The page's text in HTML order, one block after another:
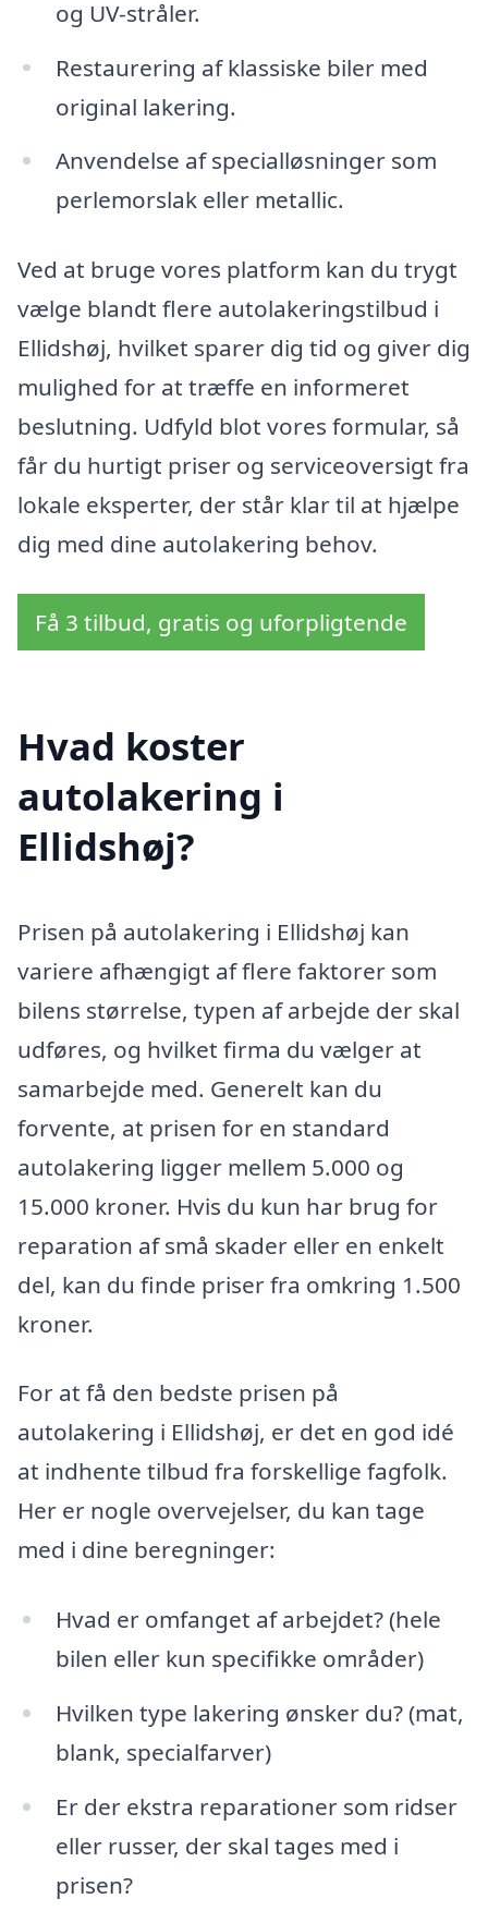
og UV-stråler.
Restaurering af klassiske biler med
original lakering.
Anvendelse af specialløsninger som
perlemorslak eller metallic.
Ved at bruge vores platform kan du trygt
vælge blandt flere autolakeringstilbud i
Ellidshøj, hvilket sparer dig tid og giver dig
mulighed for at træffe en informeret
beslutning. Udfyld blot vores formular, så
får du hurtigt priser og serviceoversigt fra
lokale eksperter, der står klar til at hjælpe
dig med dine autolakering behov.
Få 3 tilbud, gratis og uforpligtende
Hvad koster
autolakering i
Ellidshøj?
Prisen på autolakering i Ellidshøj kan
variere afhængigt af flere faktorer som
bilens størrelse, typen af arbejde der skal
udføres, og hvilket firma du vælger at
samarbejde med. Generelt kan du
forvente, at prisen for en standard
autolakering ligger mellem 5.000 og
15.000 kroner. Hvis du kun har brug for
reparation af små skader eller en enkelt
del, kan du finde priser fra omkring 1.500
kroner.
For at få den bedste prisen på
autolakering i Ellidshøj, er det en god idé
at indhente tilbud fra forskellige fagfolk.
Her er nogle overvejelser, du kan tage
med i dine beregninger:
Hvad er omfanget af arbejdet? (hele
bilen eller kun specifikke områder)
Hvilken type lakering ønsker du? (mat,
blank, specialfarver)
Er der ekstra reparationer som ridser
eller russer, der skal tages med i
prisen?